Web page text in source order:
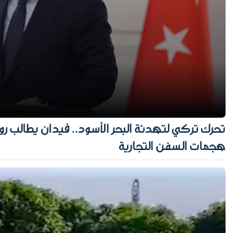
تحرك تركي لتهدئة البحر الأسود.. فيدان يطالب
هجمات السفن التجارية